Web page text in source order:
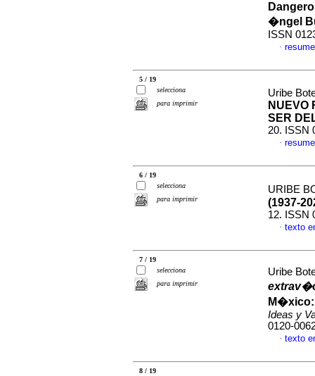
�ngel
ISSN
·
5 / 19
selecciona
para imprimir
Uribe
NUEVO
SER
20. ISSN
·
6 / 19
selecciona
para imprimir
URIBE
(1937-
12. ISSN
· texto
7 / 19
selecciona
para imprimir
Uribe
M�xico:
Ideas y
0120-
· texto
8 / 19